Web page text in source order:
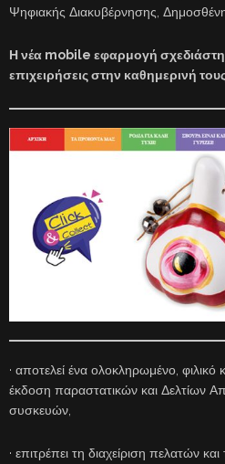
Ψηφιακής Διακυβέρνησης,
Η νέα mobile εφαρμογή
επιχειρήσεις στην καθημερινή
· αποτελεί ένα ολοκληρωμένο, φιλικό
έκδοση παραστατικών και Δελτίων
συσκευών,
· επιτρέπει τη διαχείριση πελατών